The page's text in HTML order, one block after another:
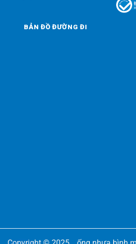
BẢN ĐỒ ĐƯỜNG ĐI